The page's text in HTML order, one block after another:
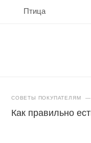
Птица
СОВЕТЫ ПОКУПАТЕЛЯМ —
Как правильно